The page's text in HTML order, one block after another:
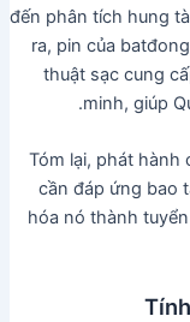
đến phân tích hung
ra, pin của
thuật sạc cung
minh, giúp
Tóm lại, phát hành
cần đáp ứng bao
hóa nó thành